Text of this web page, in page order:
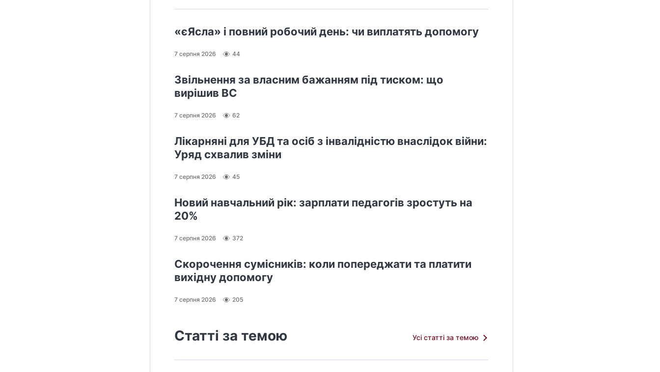
«єЯсла» і повний робочий день: чи виплатять допомогу
7 серпня 2026 44
Звільнення за власним бажанням під тиском: що
вирішив ВС
7 серпня 2026 62
Лікарняні для УБД та осіб з інвалідністю внаслідок війни:
Уряд схвалив зміни
7 серпня 2026 45
Новий навчальний рік: зарплати педагогів зростуть на
20%
7 серпня 2026 372
Скорочення сумісників: коли попереджати та платити
вихідну допомогу
7 серпня 2026 205
Статті за темою Усі статті за темою